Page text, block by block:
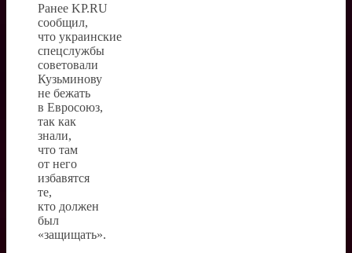
Ранее KP.RU
сообщил,
что украинские
спецслужбы
советовали
Кузьминову
не бежать
в Евросоюз,
так как
знали,
что там
от него
избавятся
те,
кто должен
был
«защищать».